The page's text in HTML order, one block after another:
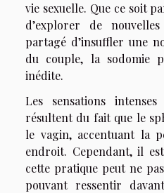
vie sexuelle. Que ce soit
d’explorer de
partagé d’insuffler une
du couple, la sodomie
inédite.
Les sensations
résultent du fait que le
le vagin, accentuant la
endroit. Cependant, il
cette pratique peut ne
pouvant ressentir